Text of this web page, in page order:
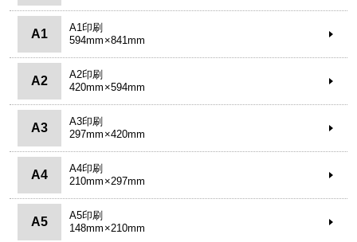
A1
A1印刷
594mm×841mm
A2
A2印刷
420mm×594mm
A3
A3印刷
297mm×420mm
A4
A4印刷
210mm×297mm
A5
A5印刷
148mm×210mm